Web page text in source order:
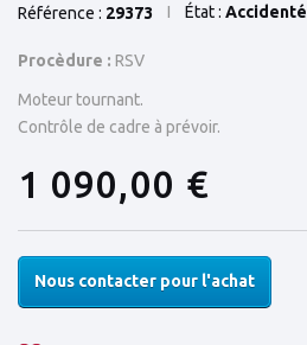
Référence : 29373 État : Accidenté
Procèdure : RSV
Moteur tournant.
Contrôle de cadre à prévoir.
1 090,00 €
Nous contacter pour l'achat